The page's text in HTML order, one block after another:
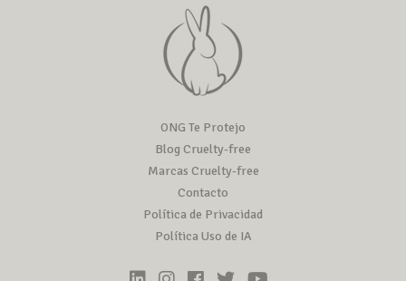
ONG Te Protejo
Blog Cruelty-free
Marcas Cruelty-free
Contacto
Política de Privacidad
Política Uso de IA